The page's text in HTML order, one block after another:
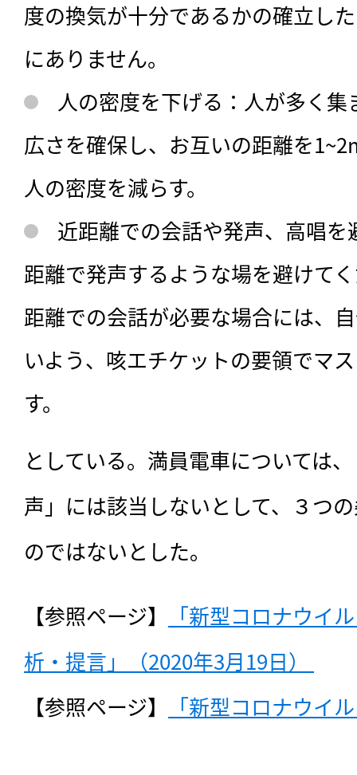
度の換気が十分であるかの確立し
にありません。
人の密度を下げる：人が多く
広さを確保し、お互いの距離を
人の密度を減らす。
近距離での会話や発声、高唱
距離で発声するような場を避けて
距離での会話が必要な場合には、
いよう、咳エチケットの要領でマ
す。
としている。満員電車については
声」には該当しないとして、３つ
のではないとした。
【参照ページ】
「新型コロナウイ
析・提言」（2020年3月19日）
【参照ページ】
「新型コロナウイ